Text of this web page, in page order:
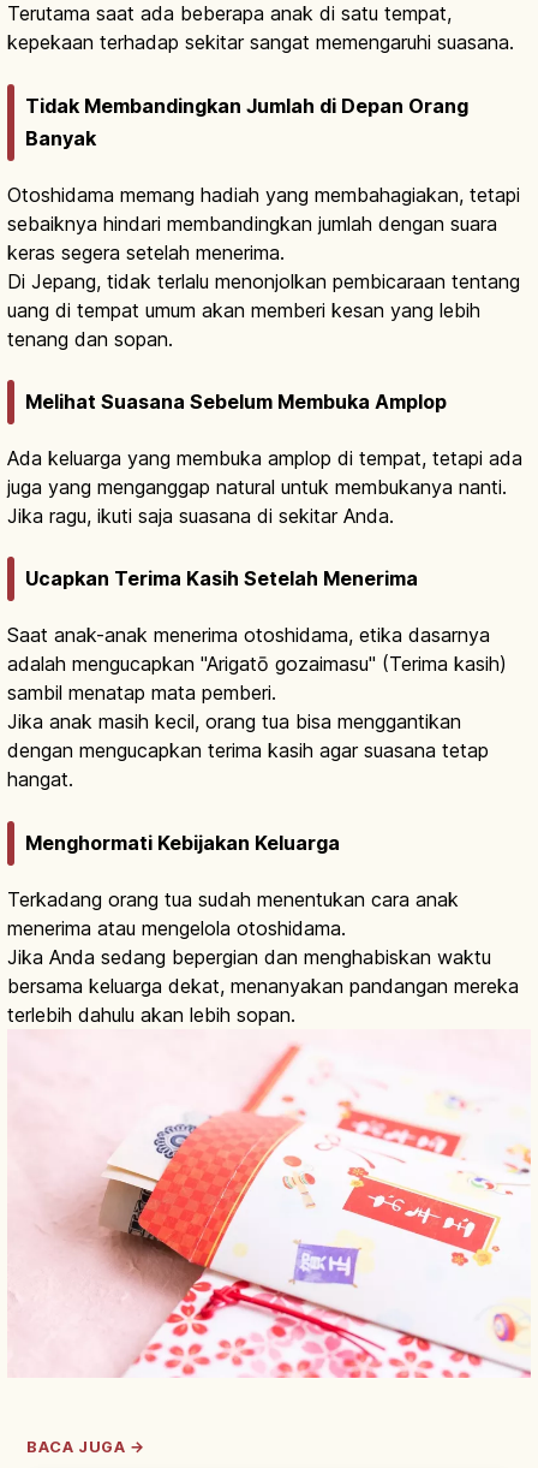
Terutama saat ada beberapa anak di satu tempat,
kepekaan terhadap sekitar sangat memengaruhi suasana.
Tidak Membandingkan Jumlah di Depan Orang
Banyak
Otoshidama memang hadiah yang membahagiakan, tetapi
sebaiknya hindari membandingkan jumlah dengan suara
keras segera setelah menerima.
Di Jepang, tidak terlalu menonjolkan pembicaraan tentang
uang di tempat umum akan memberi kesan yang lebih
tenang dan sopan.
Melihat Suasana Sebelum Membuka Amplop
Ada keluarga yang membuka amplop di tempat, tetapi ada
juga yang menganggap natural untuk membukanya nanti.
Jika ragu, ikuti saja suasana di sekitar Anda.
Ucapkan Terima Kasih Setelah Menerima
Saat anak-anak menerima otoshidama, etika dasarnya
adalah mengucapkan "Arigatō gozaimasu" (Terima kasih)
sambil menatap mata pemberi.
Jika anak masih kecil, orang tua bisa menggantikan
dengan mengucapkan terima kasih agar suasana tetap
hangat.
Menghormati Kebijakan Keluarga
Terkadang orang tua sudah menentukan cara anak
menerima atau mengelola otoshidama.
Jika Anda sedang bepergian dan menghabiskan waktu
bersama keluarga dekat, menanyakan pandangan mereka
terlebih dahulu akan lebih sopan.
BACA JUGA →